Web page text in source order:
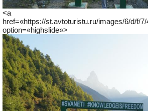
<a
href=«https://st.avtoturistu.ru/images/6/d/f/
option=«highslide»>